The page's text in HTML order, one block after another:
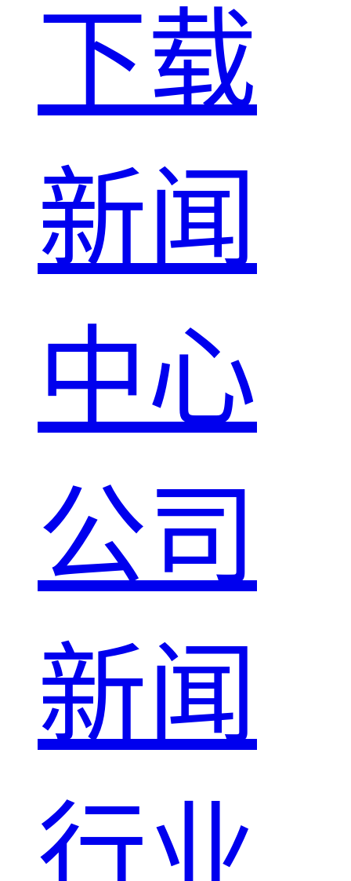
下载
新闻
中心
公司
新闻
行业